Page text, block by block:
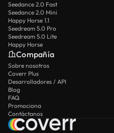
Seedance 2.0 Fast
Seedance 2.0 Mini
Happy Horse 1.1
Seedream 5.0 Pro
Seedream 5.0 Lite
Happy Horse
Compañía
Sobre nosotros
Coverr Plus
Desarrolladores / API
Blog
FAQ
Promociona
Contáctanos